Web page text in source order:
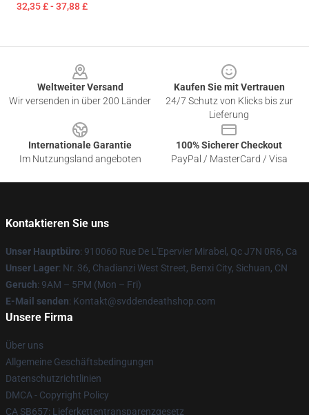
32,35 £ - 37,88 £
Weltweiter Versand
Wir versenden in über 200 Länder
Kaufen Sie mit Vertrauen
24/7 Schutz von Klicks bis zur
Lieferung
Internationale Garantie
Im Nutzungsland angeboten
100% Sicherer Checkout
PayPal / MasterCard / Visa
Kontaktieren Sie uns
Unser Hauptbüro: 910060 Rue De L'Epervier Mirabel, Qc J7N 0R6, Ca
Unser Lager: Nr. 36, Chadianzi West Street, Benxi City, Sichuan, CN
Geruch: 9AM – 5PM (Mon – Fri)
E-Mail senden: Kontakt@svddendeathshop.com
Unsere Firma
Über uns
Allgemeine Geschäftsbedingungen
Datenschutzrichtlinien
DMCA - Copyright Policy
CA SB657: Lieferkettentransparenzgesetz